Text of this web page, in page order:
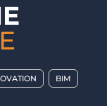
E
BIM